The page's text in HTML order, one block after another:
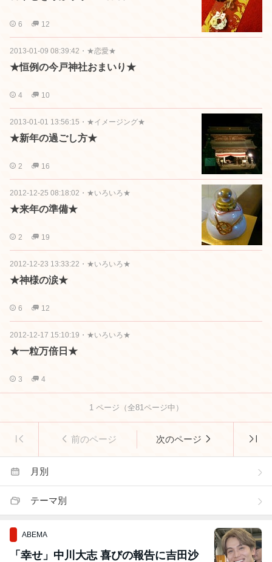
6 12
2013-01-09 08:39:42 ・ ★恋愛★
★恒例の今戸神社おまいり★
4 10
2013-01-01 13:56:15 ・ ★イメージング★
★新年の過ごし方★
2 16
2012-12-25 08:18:02 ・ ★いろいろ★
★来年の準備★
2 19
2012-12-23 13:33:22 ・ ★いろいろ★
★神様の涙★
6 12
2012-12-17 15:10:19 ・ ★いろいろ★
★一粒万倍日★
3 4
1ページ（全81ページ中）
前のページ 次のページ
月別
テーマ別
ABEMA
「幸せ」中川大志 喜びの報告に吉田沙